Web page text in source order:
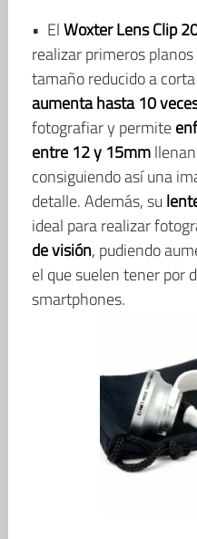
• ElWoxter Lens Clip
realizar primeros
tamaño reducido a
aumenta hasta 10
fotografiar y permite
entre 12 y 15mm
consiguiendo así una
detalle. Además, su
ideal para realizar
de visión, pudiendo
el que suelen tener por
smartphones.